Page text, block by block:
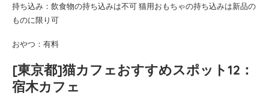
持ち込み：飲食物の持ち込みは不可 猫用おもちゃの持ち込みは新品の
ものに限り可
おやつ：有料
[東京都]猫カフェおすすめスポット12：
宿木カフェ